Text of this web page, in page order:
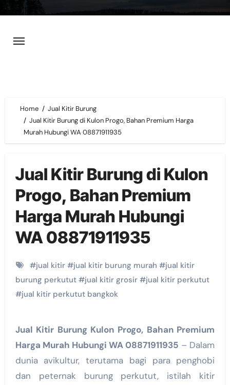
content
Home
Jual Kitir Burung
Jual Kitir Burung di Kulon Progo, Bahan Premium Harga
Murah Hubungi WA 08871911935
Jual Kitir Burung di Kulon
Progo, Bahan Premium
Harga Murah Hubungi
WA 08871911935
#jual kitir#jual kitir burung murah #jual kitir
burung perkutut#jual kitir grosir#jual kitir perkutut
#jual kitir perkutut bangkok
Jual Kitir Burung Kulon Progo, Bahan Premium
Harga Murah Hubungi WA 08871911935 – Dalam
dunia avikultur, terutama bagi para penghobi
dan peternak burung perkutut, istilah kitir